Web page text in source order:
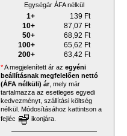
Egységár ÁFA nélkül
1+ 139 Ft
10+
87,07 Ft
50+
68,92 Ft
100+
65,62 Ft
200+
63,42 Ft
*A megjelenített ár az egyéni
beállításnak megfelelően nettó
(ÁFA nélküli) ár, mely már
tartalmazza az esetleges egyedi
kedvezményt, szállítási költség
nélkül. Módosításához kattintson a
fejléc
ikonjára.